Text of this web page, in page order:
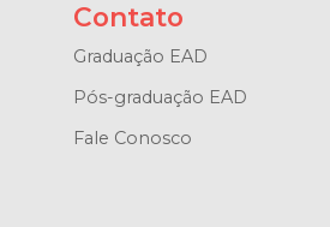
Contato
Graduação EAD
Pós-graduação EAD
Fale Conosco